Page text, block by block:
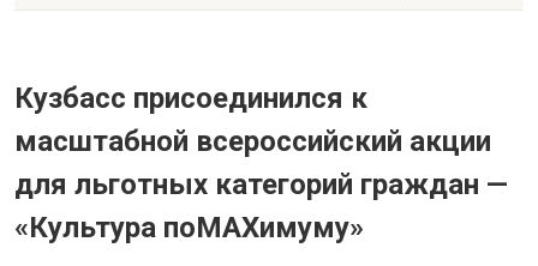
Кузбасс присоединился к
масштабной всероссийский акции
для льготных категорий граждан —
«Культура поMAХимуму»